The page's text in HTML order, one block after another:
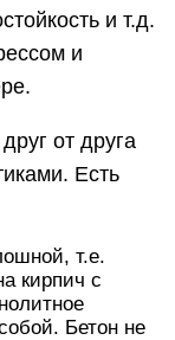
и т.д.
и
от друга
Есть
т.е.
кирпич с
Бетон не